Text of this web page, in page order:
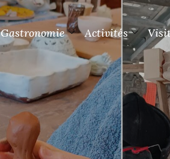
Gastronomie Activités